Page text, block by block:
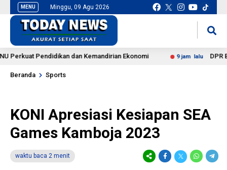
MENU Minggu, 09 Agu 2026
Pendidikan dan Kemandirian Ekonomi 9 jam lalu DPR
Beranda Sports
KONI Apresiasi Kesiapan SEA
Games Kamboja 2023
waktu baca 2 menit